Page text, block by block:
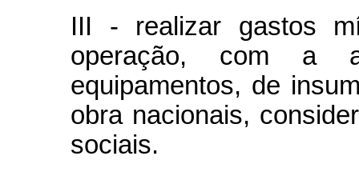
III - realizar gastos
operação, com a
equipamentos, de
obra nacionais,
sociais.